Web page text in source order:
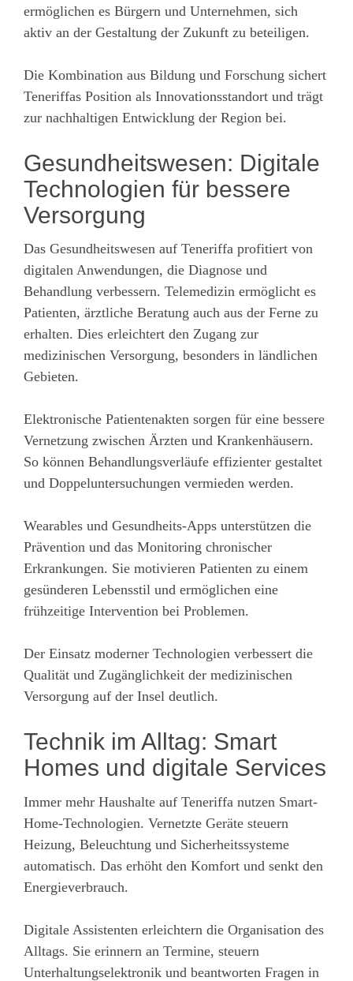
ermöglichen es Bürgern und Unternehmen, sich
aktiv an der Gestaltung der Zukunft zu beteiligen.
Die Kombination aus Bildung und Forschung sichert
Teneriffas Position als Innovationsstandort und trägt
zur nachhaltigen Entwicklung der Region bei.
Gesundheitswesen: Digitale
Technologien für bessere
Versorgung
Das Gesundheitswesen auf Teneriffa profitiert von
digitalen Anwendungen, die Diagnose und
Behandlung verbessern. Telemedizin ermöglicht es
Patienten, ärztliche Beratung auch aus der Ferne zu
erhalten. Dies erleichtert den Zugang zur
medizinischen Versorgung, besonders in ländlichen
Gebieten.
Elektronische Patientenakten sorgen für eine bessere
Vernetzung zwischen Ärzten und Krankenhäusern.
So können Behandlungsverläufe effizienter gestaltet
und Doppeluntersuchungen vermieden werden.
Wearables und Gesundheits-Apps unterstützen die
Prävention und das Monitoring chronischer
Erkrankungen. Sie motivieren Patienten zu einem
gesünderen Lebensstil und ermöglichen eine
frühzeitige Intervention bei Problemen.
Der Einsatz moderner Technologien verbessert die
Qualität und Zugänglichkeit der medizinischen
Versorgung auf der Insel deutlich.
Technik im Alltag: Smart
Homes und digitale Services
Immer mehr Haushalte auf Teneriffa nutzen Smart-
Home-Technologien. Vernetzte Geräte steuern
Heizung, Beleuchtung und Sicherheitssysteme
automatisch. Das erhöht den Komfort und senkt den
Energieverbrauch.
Digitale Assistenten erleichtern die Organisation des
Alltags. Sie erinnern an Termine, steuern
Unterhaltungselektronik und beantworten Fragen in